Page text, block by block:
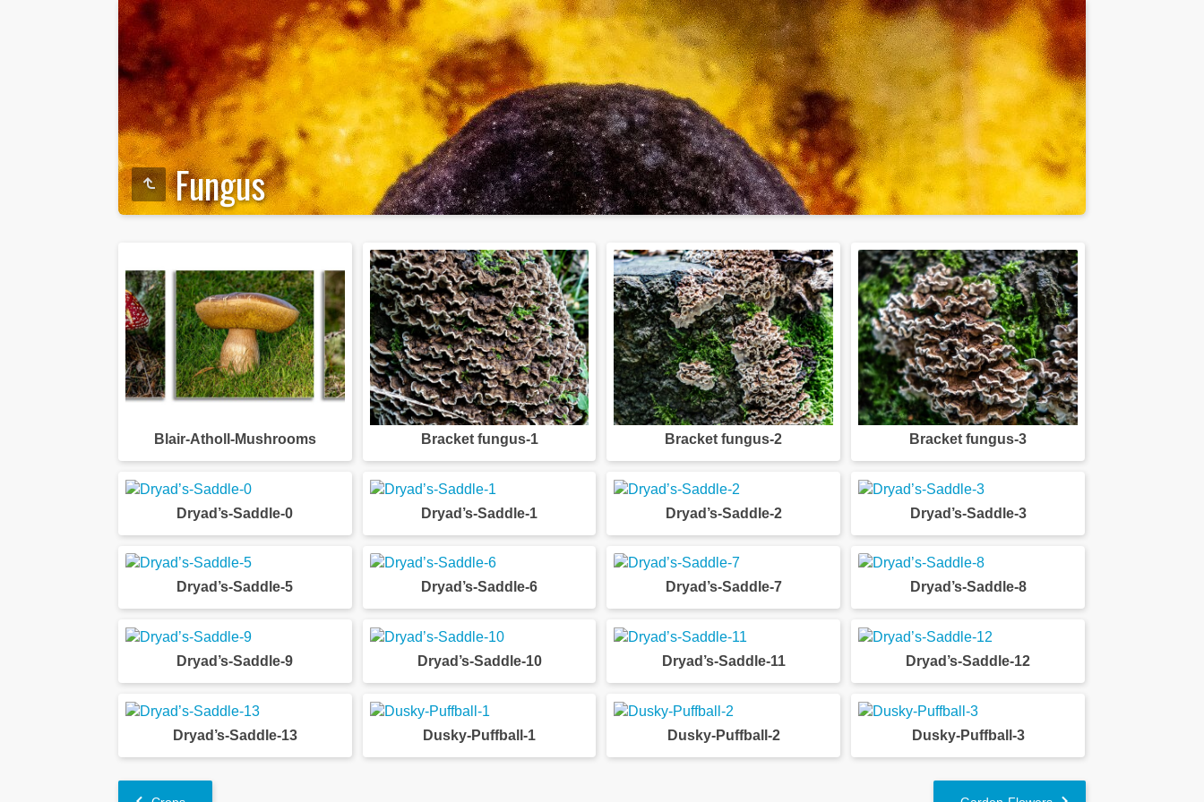
Fungus
Blair-Atholl-Mushrooms Bracket fungus-1 Bracket fungus-2 Bracket fungus-3
Dryad’s-Saddle-0 Dryad’s-Saddle-1 Dryad’s-Saddle-2 Dryad’s-Saddle-3
Dryad’s-Saddle-5 Dryad’s-Saddle-6 Dryad’s-Saddle-7 Dryad’s-Saddle-8
Dryad’s-Saddle-9 Dryad’s-Saddle-10 Dryad’s-Saddle-11 Dryad’s-Saddle-12
Dryad’s-Saddle-13 Dusky-Puffball-1 Dusky-Puffball-2 Dusky-Puffball-3